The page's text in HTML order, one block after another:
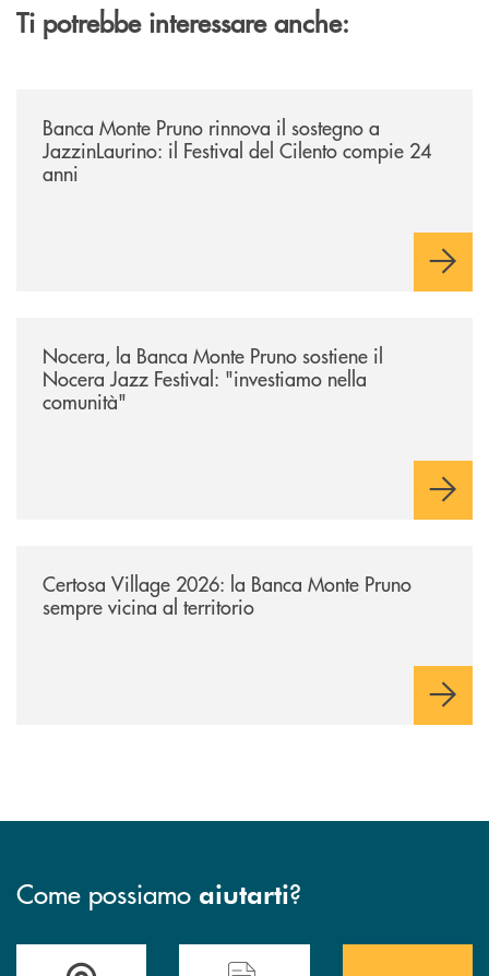
Ti potrebbe interessare anche:
Banca Monte Pruno rinnova il sostegno a
JazzinLaurino: il Festival del Cilento compie 24
anni
Nocera, la Banca Monte Pruno sostiene il
Nocera Jazz Festival: "investiamo nella
comunità"
Certosa Village 2026: la Banca Monte Pruno
sempre vicina al territorio
Come possiamo aiutarti?
Accedi all' elenco completo&nbsp; delle&nbsp; filiali&nbsp; di Banca
Hai bisogno di assistenza immediata?